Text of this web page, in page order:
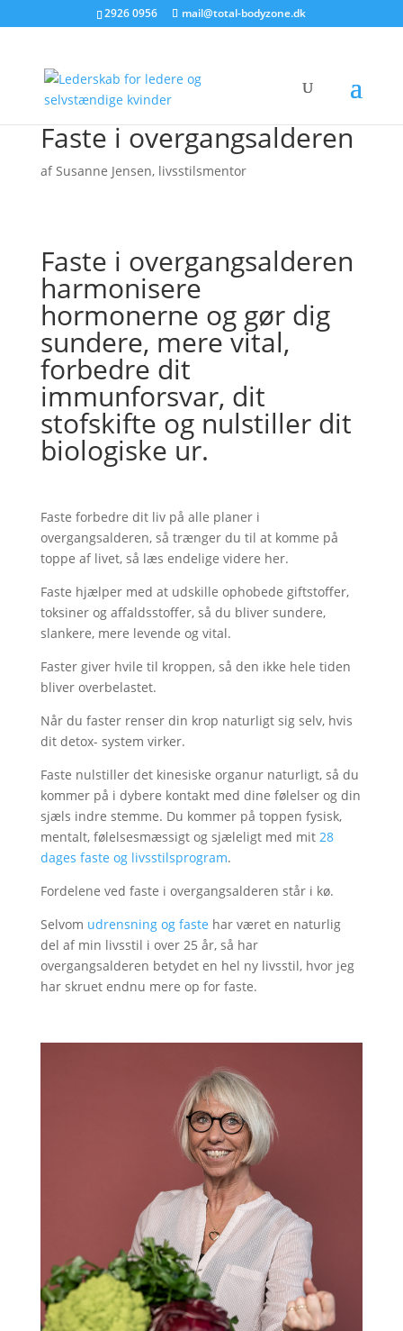
2926 0956 mail@total-bodyzone.dk
Faste i overgangsalderen
afSusanne Jensen, livsstilsmentor
Faste i overgangsalderen
harmonisere
hormonerne og gør dig
sundere, mere vital,
forbedre dit
immunforsvar, dit
stofskifte og nulstiller dit
biologiske ur.
Faste forbedre dit liv på alle planer i
overgangsalderen, så trænger du til at komme på
toppe af livet, så læs endelige videre her.
Faste hjælper med at udskille ophobede giftstoffer,
toksiner og affaldsstoffer, så du bliver sundere,
slankere, mere levende og vital.
Faster giver hvile til kroppen, så den ikke hele tiden
bliver overbelastet.
Når du faster renser din krop naturligt sig selv, hvis
dit detox- system virker.
Faste nulstiller det kinesiske organur naturligt, så du
kommer på i dybere kontakt med dine følelser og din
sjæls indre stemme. Du kommer på toppen fysisk,
mentalt, følelsesmæssigt og sjæleligt med mit 28
dages faste og livsstilsprogram.
Fordelene ved faste i overgangsalderen står i kø.
Selvom udrensning og faste har været en naturlig
del af min livsstil i over 25 år, så har
overgangsalderen betydet en hel ny livsstil, hvor jeg
har skruet endnu mere op for faste.